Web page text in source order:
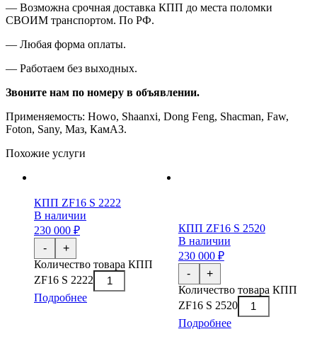
— Возможна срочная доставка КПП до места поломки
СВОИМ транспортом. По РФ.
— Любая форма оплаты.
— Работаем без выходных.
Звоните нам по номеру в объявлении.
Применяемость: Howo, Shaanxi, Dong Feng, Shacman, Faw,
Foton, Sany, Маз, КамАЗ.
Похожие услуги
КПП ZF16 S 2222
В наличии
230 000 ₽
-
Количество товара КПП
ZF16 S 2222
+
Подробнее
КПП ZF16 S 2520
В наличии
230 000 ₽
-
Количество товара КПП
ZF16 S 2520
+
Подробнее